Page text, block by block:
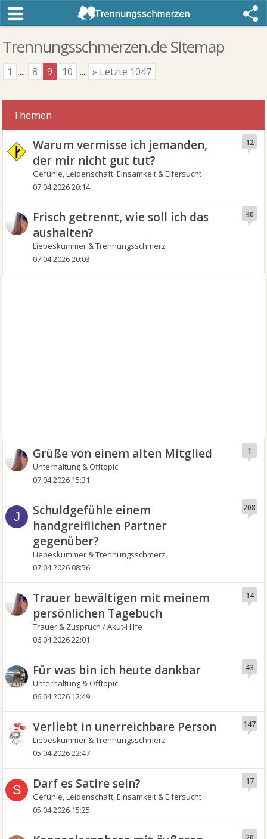
Trennungsschmerzen.de Sitemap
1 ... 8 9 10 ... » Letzte 1047
Themen
Warum vermisse ich jemanden,
der mir nicht gut tut?
Gefühle, Leidenschaft, Einsamkeit & Eifersucht
12
07.04.2026 20:14
Frisch getrennt, wie soll ich das
aushalten?
Liebeskummer & Trennungsschmerz
30
07.04.2026 20:03
Grüße von einem alten Mitglied
Unterhaltung & Offtopic
1
07.04.2026 15:31
J
Schuldgefühle einem
handgreiflichen Partner
gegenüber?
Liebeskummer & Trennungsschmerz
208
07.04.2026 08:56
Trauer bewältigen mit meinem
persönlichen Tagebuch
Trauer & Zuspruch / Akut-Hilfe
14
06.04.2026 22:01
Für was bin ich heute dankbar
Unterhaltung & Offtopic
43
06.04.2026 12:49
Verliebt in unerreichbare Person
Liebeskummer & Trennungsschmerz
147
05.04.2026 22:47
S Darf es Satire sein?
Gefühle, Leidenschaft, Einsamkeit & Eifersucht
17
05.04.2026 15:25